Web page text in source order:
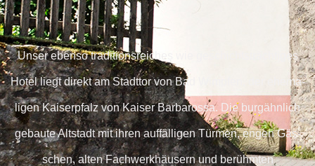
Unser ebenso traditionsreiches wie ge­schichts­träch­tiges
Hotel liegt direkt am Stadttor von Bad Wimpfen, der ehe­ma­
ligen Kaiserpfalz von Kaiser Barbarossa. Die burgähnlich
gebaute Altstadt mit ihren auffälligen Türmen, engen Gäs­
schen, alten Fachwerkhäusern und be­rühm­ten